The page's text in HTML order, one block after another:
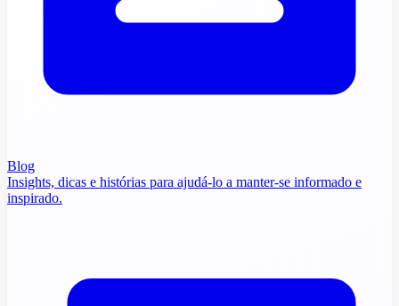
Blog
Insights, dicas e histórias para ajudá-lo a manter-se informado e
inspirado.